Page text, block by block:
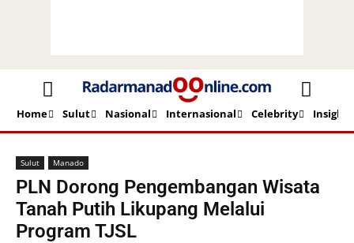
Home Sulut Nasional Internasional Celebrity Insight
Beranda Sulut Manado
Sulut Manado
PLN Dorong Pengembangan Wisata
Tanah Putih Likupang Melalui
Program TJSL